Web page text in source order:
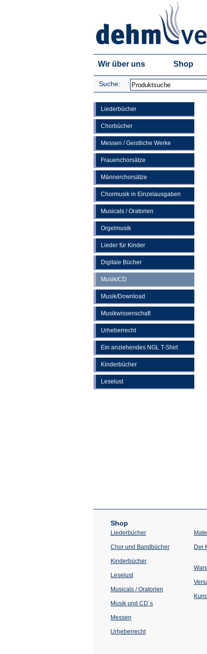
Wir über uns Shop
Suche:
Liederbücher
Chorbücher
Messen / Geistliche Werke
Frauenchorsätze
Männerchorsätze
Chormusik in Einzelausgaben
Musicals / Oratorien
Orgelmusik
Lieder für Kinder
Digitale Bücher
Musik/CD
Musik/Download
Musikwissenschaft
Urheberrecht
Ein anziehendes NGL T-Shirt
Kinderbücher
Leselust
Shop
Liederbücher
Chor und Bandbücher
Kinderbücher
Leselust
Musicals / Oratorien
Musik und CD´s
Messen
Urheberrecht
Der